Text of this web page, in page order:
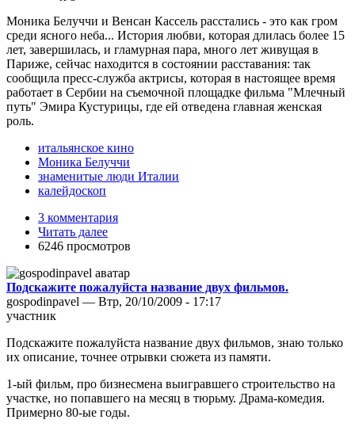
Моника Белуччи и Венсан Кассель расстались - это как гром
среди ясного неба... История любви, которая длилась более 15
лет, завершилась, и гламурная пара, много лет живущая в
Париже, сейчас находится в состоянии расставания: так
сообщила пресс-служба актрисы, которая в настоящее время
работает в Сербии на съемочной площадке фильма "Млечный
путь" Эмира Кустурицы, где ей отведена главная женская
роль.
итальянское кино
Моника Белуччи
знаменитые люди Италии
калейдоскоп
3 комментария
Читать далее
6246 просмотров
Подскажите пожалуйста название двух фильмов.
gospodinpavel — Втр, 20/10/2009 - 17:17
участник
Подскажите пожалуйста название двух фильмов, знаю только
их описание, точнее отрывки сюжета из памяти.
1-ый фильм, про бизнесмена выигравшего строительство на
участке, но попавшего на месяц в тюрьму. Драма-комедия.
Примерно 80-ые годы.